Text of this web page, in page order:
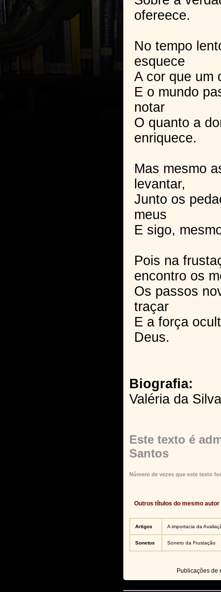
ofereece.
No tempo
esquece
A cor que um
E o mundo
notar
O quanto a
enriquece.
Mas mesmo
levantar,
Junto os
meus
E sigo,
Pois na
encontro os
Os passos
traçar
E a força
Deus.
Biografia:
Valéria da
Este texto é
Santos
Número de vezes que este texto
Outros títulos do mesmo autor
Artigos A importacia da
Sonetos Soneto da Frustação
Publicações de